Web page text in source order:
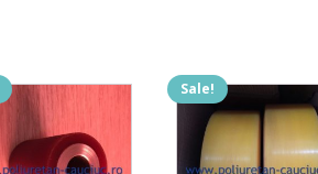
Sale!